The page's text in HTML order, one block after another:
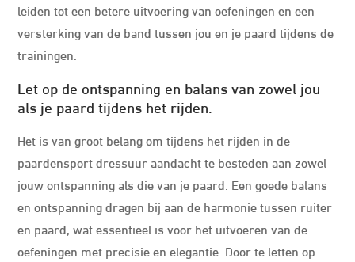
leiden tot een betere uitvoering van oefeningen en een
versterking van de band tussen jou en je paard tijdens de
trainingen.
Let op de ontspanning en balans van zowel jou
als je paard tijdens het rijden.
Het is van groot belang om tijdens het rijden in de
paardensport dressuur aandacht te besteden aan zowel
jouw ontspanning als die van je paard. Een goede balans
en ontspanning dragen bij aan de harmonie tussen ruiter
en paard, wat essentieel is voor het uitvoeren van de
oefeningen met precisie en elegantie. Door te letten op